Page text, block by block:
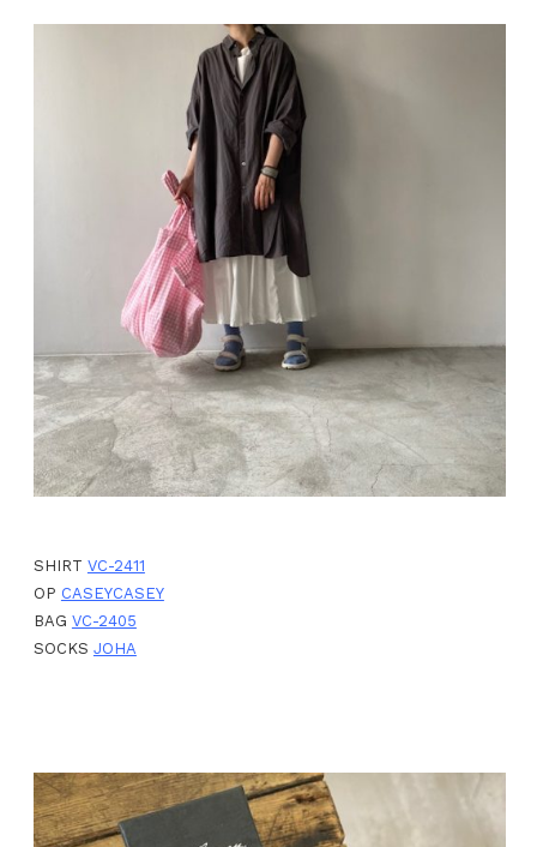
SHIRT VC-2411
OP CASEYCASEY
BAG VC-2405
SOCKS JOHA